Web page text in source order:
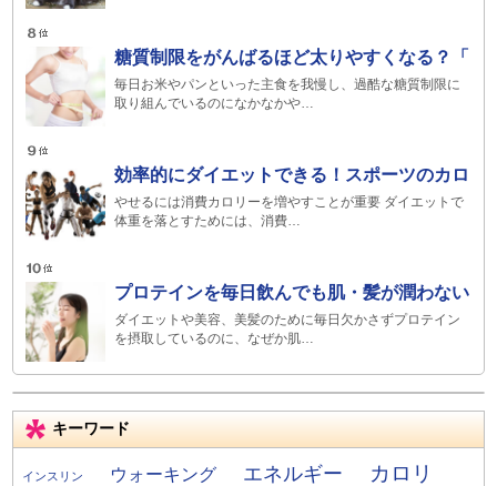
糖質制限をがんばるほど太りやすくなる？「
毎日お米やパンといった主食を我慢し、過酷な糖質制限に
取り組んでいるのになかなかや…
効率的にダイエットできる！スポーツのカロ
やせるには消費カロリーを増やすことが重要 ダイエットで
体重を落とすためには、消費…
プロテインを毎日飲んでも肌・髪が潤わない
ダイエットや美容、美髪のために毎日欠かさずプロテイン
を摂取しているのに、なぜか肌…
キーワード
インスリン ウォーキング エネルギー
カロリ